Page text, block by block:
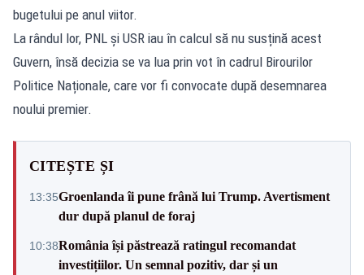
bugetului pe anul viitor.
La rândul lor, PNL și USR iau în calcul să nu susțină acest
Guvern, însă decizia se va lua prin vot în cadrul Birourilor
Politice Naționale, care vor fi convocate după desemnarea
noului premier.
CITEȘTE ȘI
13:35Groenlanda îi pune frână lui Trump. Avertisment
dur după planul de foraj
10:38România își păstrează ratingul recomandat
investițiilor. Un semnal pozitiv, dar și un